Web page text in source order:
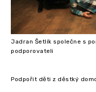
Jadran Šetlík společne s
podporovateli
Podpořit děti z děstký